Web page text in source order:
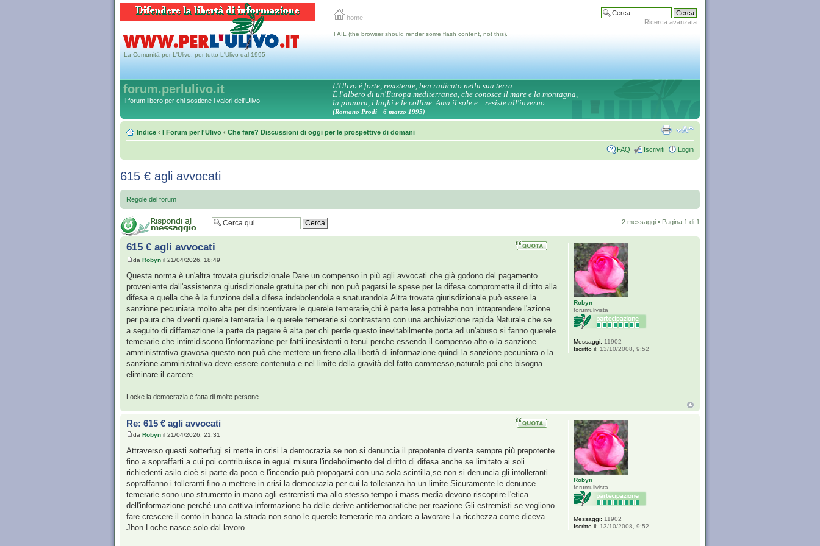
home
Ricerca avanzata
La Comunità per L'Ulivo, per tutto L'Ulivo dal 1995
FAIL (the browser should render some flash content, not this).
forum.perlulivo.it
Il forum libero per chi sostiene i valori dell'Ulivo
L'Ulivo è forte, resistente, ben radicato nella sua terra.
È l'albero di un'Europa mediterranea, che conosce il mare e la montagna,
la pianura, i laghi e le colline. Ama il sole e... resiste all'inverno.
(Romano Prodi - 6 marzo 1995)
Indice ‹ I Forum per l'Ulivo ‹ Che fare? Discussioni di oggi per le prospettive di domani
FAQ Iscriviti Login
615 € agli avvocati
Regole del forum
2 messaggi • Pagina 1 di 1
615 € agli avvocati
da Robyn il 21/04/2026, 18:49
Questa norma è un'altra trovata giurisdizionale.Dare un compenso in più agli avvocati che già godono del pagamento
proveniente dall'assistenza giurisdizionale gratuita per chi non può pagarsi le spese per la difesa compromette il diritto alla
difesa e quella che è la funzione della difesa indebolendola e snaturandola.Altra trovata giurisdizionale può essere la
sanzione pecuniara molto alta per disincentivare le querele temerarie,chi è parte lesa potrebbe non intraprendere l'azione
per paura che diventi querela temeraria.Le querele temerarie si contrastano con una archiviazione rapida.Naturale che se
a seguito di diffamazione la parte da pagare è alta per chi perde questo inevitabilmente porta ad un'abuso si fanno querele
temerarie che intimidiscono l'informazione per fatti inesistenti o tenui perche essendo il compenso alto o la sanzione
amministrativa gravosa questo non può che mettere un freno alla libertà di informazione quindi la sanzione pecuniara o la
sanzione amministrativa deve essere contenuta e nel limite della gravità del fatto commesso,naturale poi che bisogna
eliminare il carcere
Locke la democrazia è fatta di molte persone
Robyn
forumulivista
Messaggi: 11902
Iscritto il: 13/10/2008, 9:52
Re: 615 € agli avvocati
da Robyn il 21/04/2026, 21:31
Attraverso questi sotterfugi si mette in crisi la democrazia se non si denuncia il prepotente diventa sempre più prepotente
fino a sopraffarti a cui poi contribuisce in egual misura l'indebolimento del diritto di difesa anche se limitato ai soli
richiedenti asilo cioè si parte da poco e l'incendio può propagarsi con una sola scintilla,se non si denuncia gli intolleranti
sopraffanno i tolleranti fino a mettere in crisi la democrazia per cui la tolleranza ha un limite.Sicuramente le denunce
temerarie sono uno strumento in mano agli estremisti ma allo stesso tempo i mass media devono riscoprire l'etica
dell'informazione perché una cattiva informazione ha delle derive antidemocratiche per reazione.Gli estremisti se vogliono
fare crescere il conto in banca la strada non sono le querele temerarie ma andare a lavorare.La ricchezza come diceva
Jhon Loche nasce solo dal lavoro
Robyn
forumulivista
Messaggi: 11902
Iscritto il: 13/10/2008, 9:52